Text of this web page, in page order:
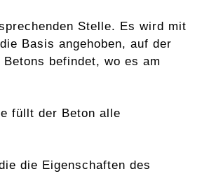
Stelle. Es wird mit
Basis angehoben, auf der
befindet, wo es am
füllt der Beton alle
die Eigenschaften des